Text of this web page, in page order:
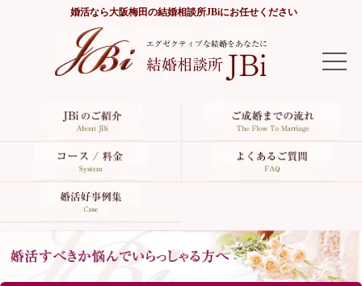
婚活なら大阪梅田の結婚相談所JBiにお任せください
TOP
よくあるご質問